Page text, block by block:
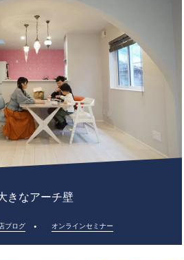
きなアーチ壁
ブログ オンラインセミナー